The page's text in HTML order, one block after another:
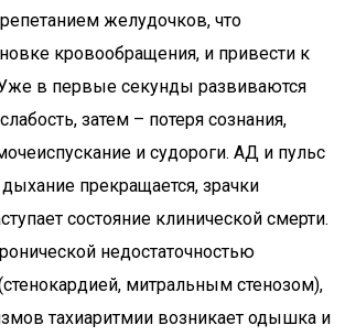
желудочков, что
кровообращения, и привести к
Уже в первые секунды развиваются
затем – потеря сознания,
и судороги. АД и пульс
прекращается, зрачки
состояние клинической смерти.
недостаточностью
митральным стенозом),
тахиаритмии возникает одышка и